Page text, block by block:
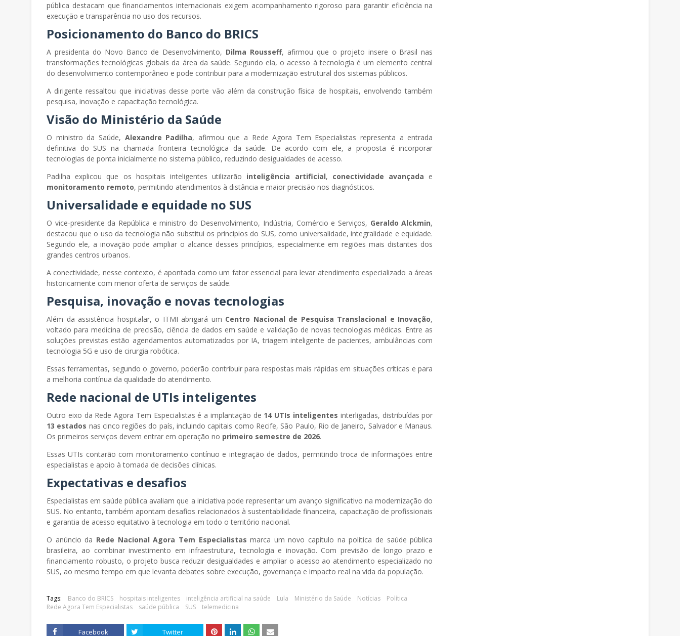
pública destacam que financiamentos internacionais exigem acompanhamento rigoroso para garantir eficiência na
execução e transparência no uso dos recursos.
Posicionamento do Banco do BRICS
A presidenta do Novo Banco de Desenvolvimento, Dilma Rousseff, afirmou que o projeto insere o Brasil nas
transformações tecnológicas globais da área da saúde. Segundo ela, o acesso à tecnologia é um elemento central
do desenvolvimento contemporâneo e pode contribuir para a modernização estrutural dos sistemas públicos.
A dirigente ressaltou que iniciativas desse porte vão além da construção física de hospitais, envolvendo também
pesquisa, inovação e capacitação tecnológica.
Visão do Ministério da Saúde
O ministro da Saúde, Alexandre Padilha, afirmou que a Rede Agora Tem Especialistas representa a entrada
definitiva do SUS na chamada fronteira tecnológica da saúde. De acordo com ele, a proposta é incorporar
tecnologias de ponta inicialmente no sistema público, reduzindo desigualdades de acesso.
Padilha explicou que os hospitais inteligentes utilizarão inteligência artificial, conectividade avançada e
monitoramento remoto, permitindo atendimentos à distância e maior precisão nos diagnósticos.
Universalidade e equidade no SUS
O vice-presidente da República e ministro do Desenvolvimento, Indústria, Comércio e Serviços, Geraldo Alckmin,
destacou que o uso da tecnologia não substitui os princípios do SUS, como universalidade, integralidade e equidade.
Segundo ele, a inovação pode ampliar o alcance desses princípios, especialmente em regiões mais distantes dos
grandes centros urbanos.
A conectividade, nesse contexto, é apontada como um fator essencial para levar atendimento especializado a áreas
historicamente com menor oferta de serviços de saúde.
Pesquisa, inovação e novas tecnologias
Além da assistência hospitalar, o ITMI abrigará um Centro Nacional de Pesquisa Translacional e Inovação,
voltado para medicina de precisão, ciência de dados em saúde e validação de novas tecnologias médicas. Entre as
soluções previstas estão agendamentos automatizados por IA, triagem inteligente de pacientes, ambulâncias com
tecnologia 5G e uso de cirurgia robótica.
Essas ferramentas, segundo o governo, poderão contribuir para respostas mais rápidas em situações críticas e para
a melhoria contínua da qualidade do atendimento.
Rede nacional de UTIs inteligentes
Outro eixo da Rede Agora Tem Especialistas é a implantação de 14 UTIs inteligentes interligadas, distribuídas por
13 estados nas cinco regiões do país, incluindo capitais como Recife, São Paulo, Rio de Janeiro, Salvador e Manaus.
Os primeiros serviços devem entrar em operação no primeiro semestre de 2026.
Essas UTIs contarão com monitoramento contínuo e integração de dados, permitindo troca de informações entre
especialistas e apoio à tomada de decisões clínicas.
Expectativas e desafios
Especialistas em saúde pública avaliam que a iniciativa pode representar um avanço significativo na modernização do
SUS. No entanto, também apontam desafios relacionados à sustentabilidade financeira, capacitação de profissionais
e garantia de acesso equitativo à tecnologia em todo o território nacional.
O anúncio da Rede Nacional Agora Tem Especialistas marca um novo capítulo na política de saúde pública
brasileira, ao combinar investimento em infraestrutura, tecnologia e inovação. Com previsão de longo prazo e
financiamento robusto, o projeto busca reduzir desigualdades e ampliar o acesso ao atendimento especializado no
SUS, ao mesmo tempo em que levanta debates sobre execução, governança e impacto real na vida da população.
Tags: Banco do BRICS hospitais inteligentes inteligência artificial na saúde Lula Ministério da Saúde Notícias
Política
Rede Agora Tem Especialistas
saúde pública SUS telemedicina
Facebook Twitter